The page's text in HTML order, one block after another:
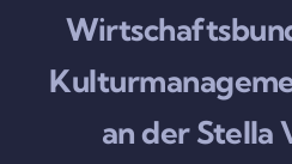
an der Stella